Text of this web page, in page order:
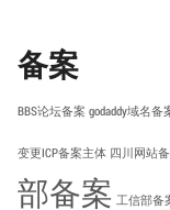
备案
BBS论坛备案 godaddy域名备
变更ICP备案主体 四川网站
部备案 工信部备